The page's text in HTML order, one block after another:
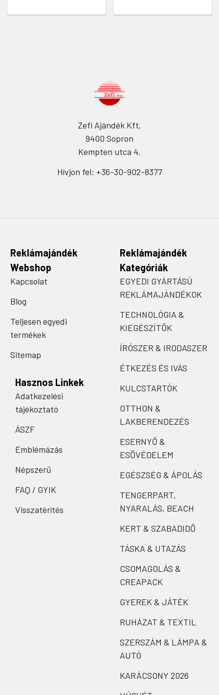
Zefi Ajándék Kft.
9400 Sopron
Kempten utca 4.
Hívjon fel: +36-30-902-8377
Reklámajándék
Webshop
Kapcsolat
Blog
Teljesen egyedi
termékek
Sitemap
Hasznos Linkek
Adatkezelési
tájékoztató
ÁSZF
Emblémázás
Népszerű
FAQ / GYIK
Visszatérítés
Reklámajándék
Kategóriák
EGYEDI GYÁRTÁSÚ
REKLÁMAJÁNDÉKOK
TECHNOLÓGIA &
KIEGÉSZÍTŐK
ÍRÓSZER & IRODASZER
ÉTKEZÉS ÉS IVÁS
KULCSTARTÓK
OTTHON &
LAKBERENDEZÉS
ESERNYŐ &
ESŐVÉDELEM
EGÉSZSÉG & ÁPOLÁS
TENGERPART,
NYARALÁS, BEACH
KERT & SZABADIDŐ
TÁSKA & UTAZÁS
CSOMAGOLÁS &
CREAPACK
GYEREK & JÁTÉK
RUHÁZAT & TEXTIL
SZERSZÁM & LÁMPA &
AUTÓ
KARÁCSONY 2026